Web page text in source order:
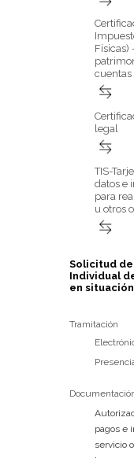
Físicas)
cuentas
legal
TIS-
datos e
para
u otros
Solicitud
Individual
en
Tramitación
pagos e
servicio